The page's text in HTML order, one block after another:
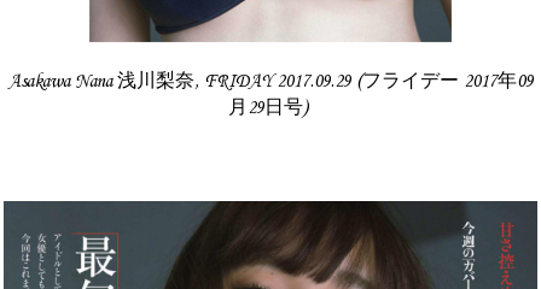
Asakawa Nana 浅川梨奈, FRIDAY 2017.09.29 (フライデー 2017年09
月29日号)